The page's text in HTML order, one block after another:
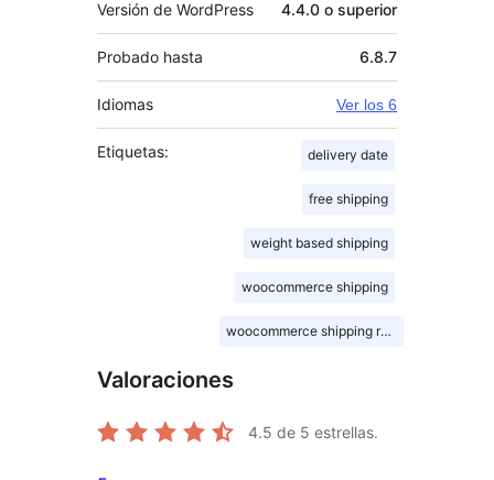
Versión de WordPress 4.4.0 o superior
Probado hasta 6.8.7
Idiomas Ver los 6
Etiquetas: delivery date
free shipping
weight based shipping
woocommerce shipping
woocommerce shipping rates
Valoraciones
4.5 de 5 estrellas.